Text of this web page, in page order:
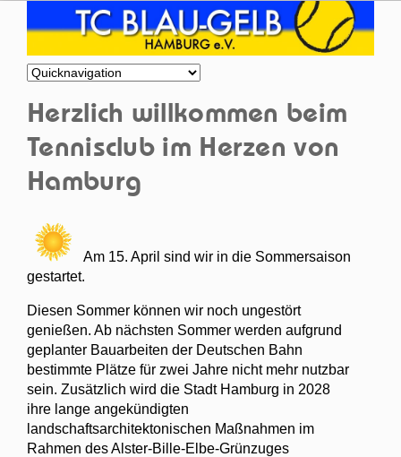
Zielseite
Herzlich willkommen beim
Tennisclub im Herzen von
Hamburg
Am 15. April sind wir in die Sommersaison
gestartet.
Diesen Sommer können wir noch ungestört
genießen. Ab nächsten Sommer werden aufgrund
geplanter Bauarbeiten der Deutschen Bahn
bestimmte Plätze für zwei Jahre nicht mehr nutzbar
sein. Zusätzlich wird die Stadt Hamburg in 2028
ihre lange angekündigten
landschaftsarchitektonischen Maßnahmen im
Rahmen des Alster-Bille-Elbe-Grünzuges